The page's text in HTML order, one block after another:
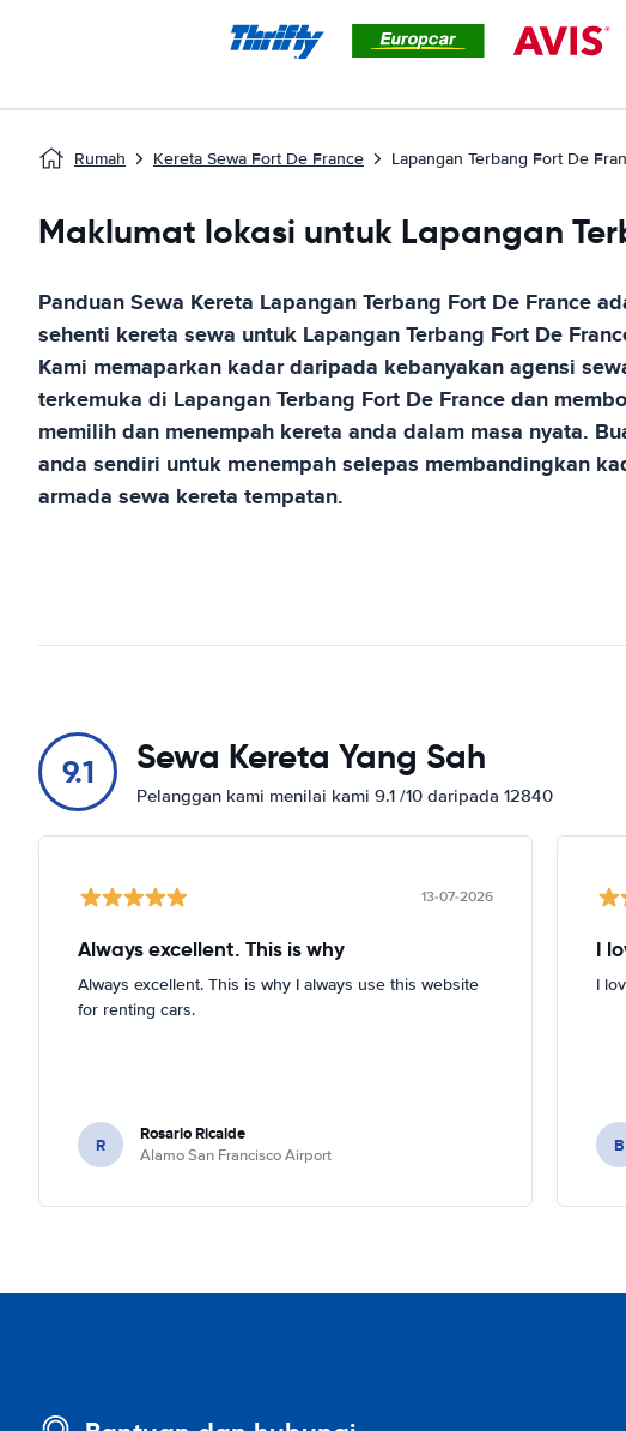
Rumah Kereta Sewa Fort De France Lapangan Terbang Fort De
Maklumat lokasi untuk Lapangan
Panduan Sewa Kereta Lapangan Terbang Fort De France
sehenti kereta sewa untuk Lapangan Terbang Fort De
Kami memaparkan kadar daripada kebanyakan agensi
terkemuka di Lapangan Terbang Fort De Francedan
memilih dan menempah kereta anda dalam masa nyata.
anda sendiri untuk menempah selepas membandingkan
armada sewa kereta tempatan.
9.1 Sewa Kereta Yang Sah
Pelanggan kami menilai kami 9.1 /10 daripada 12840
13-07-2026
Always excellent. This is why
Always excellent. This is why I always use this website
for renting cars.
R Rosario Ricalde
Alamo San Francisco Airport
I
I
B